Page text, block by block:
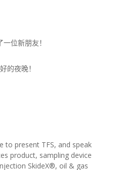
位新朋友！
的夜晚！
to present TFS, and speak
product, sampling device
SkideX®, oil & gas